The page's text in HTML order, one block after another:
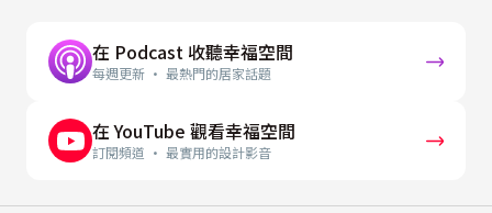
在 Podcast 收聽幸福空間
每週更新 · 最熱門的居家話題
在 YouTube 觀看幸福空間
訂閱頻道 · 最實用的設計影音